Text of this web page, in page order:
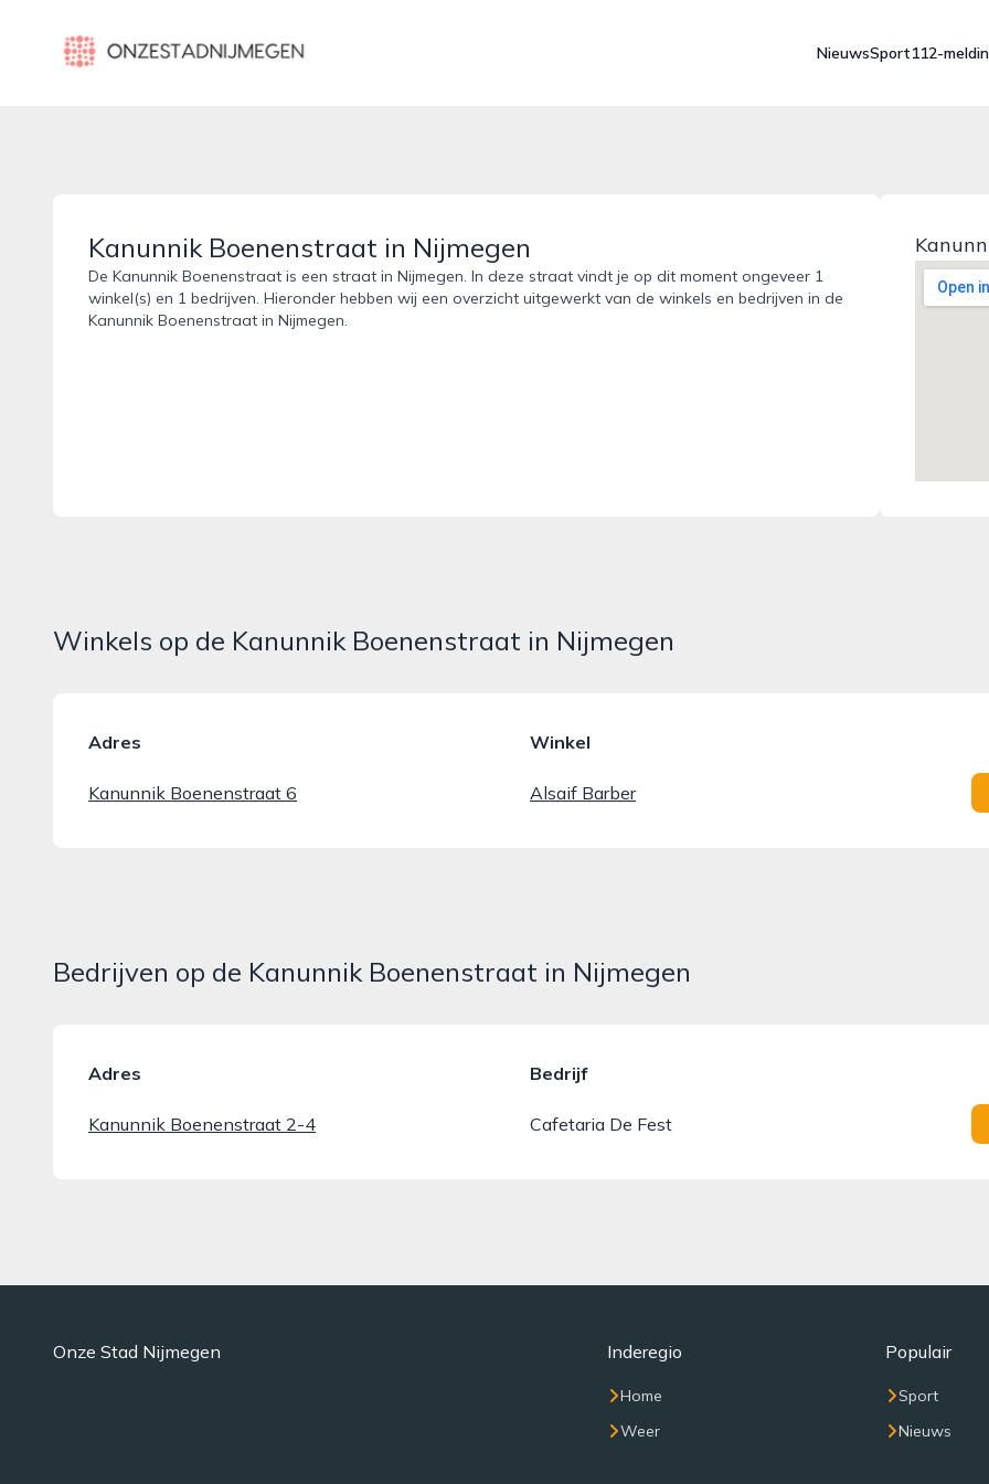
onzestadnijmegen.nl
NieuwsSport112-
Kanunnik Boenenstraat in Nijmegen
De Kanunnik Boenenstraat is een straat in Nijmegen. In deze straat vindt je op dit moment ongeveer 1
winkel(s) en 1 bedrijven. Hieronder hebben wij een overzicht uitgewerkt van de winkels en bedrijven in de
Kanunnik Boenenstraat in Nijmegen.
Winkels op de Kanunnik Boenenstraat in Nijmegen
Adres Winkel
Kanunnik Boenenstraat 6 Alsaif Barber
Bedrijven op de Kanunnik Boenenstraat in Nijmegen
Adres Bedrijf
Kanunnik Boenenstraat 2-4 Cafetaria De Fest
Onze Stad Nijmegen Inderegio
Home
Weer
Populair
Sport
Nieuws